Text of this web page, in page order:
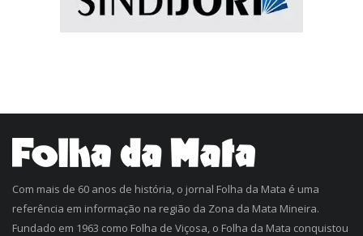
Com mais de 60 anos de história, o jornal Folha da Mata é uma
referência em informação na região da Zona da Mata Mineira.
Fundado em 1963 como Folha de Viçosa, o Folha da Mata conquistou